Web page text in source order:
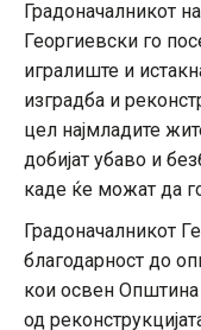
Градоначалникот
Георгиевски го
игралиште и
изградба и
цел најмладите
добијат убаво и
каде ќе можат да
Градоначалникот
благодарност до
кои освен
од